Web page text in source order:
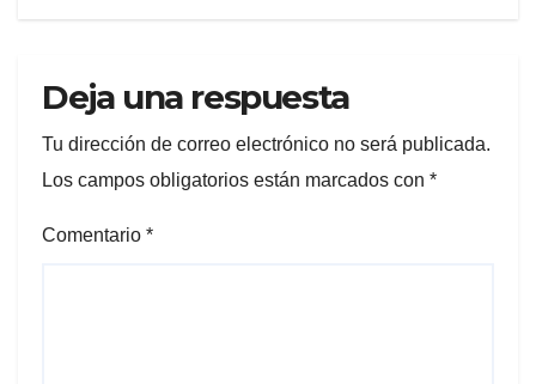
Deja una respuesta
Tu dirección de correo electrónico no será publicada.
Los campos obligatorios están marcados con *
Comentario *